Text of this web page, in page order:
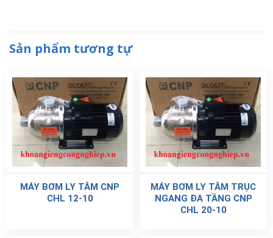
Sản phẩm tương tự
MÁY BƠM LY TÂM CNP
CHL 12-10
MÁY BƠM LY TÂM TRỤC
NGANG ĐA TẦNG CNP
CHL 20-10